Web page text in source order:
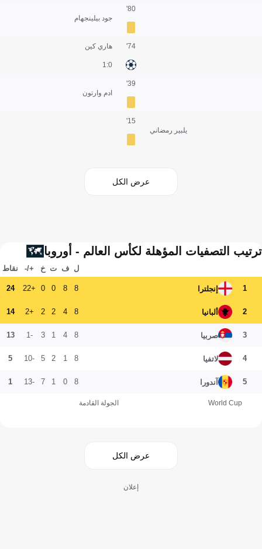
جود بيلينجهام
80'
هاري كين
0:1
74'
ادم وارتون
39'
يلبير رمضاني
15'
عرض الكل
ترتيب التصفيات المؤهلة لكأس العالم - أوروبا
ل ف ت خ +/- نقاط
1 إنجلترا 8
8
0
0
+22
24
2 ألبانيا 8
4
2
2
+2
14
3 صربيا 8
4
1
3
-1
13
4 لاتفيا 8
1
2
5
-10
5
5 آندورا 8
0
1
7
-13
1
World Cup الجولة القادمة
عرض الكل
إعلان